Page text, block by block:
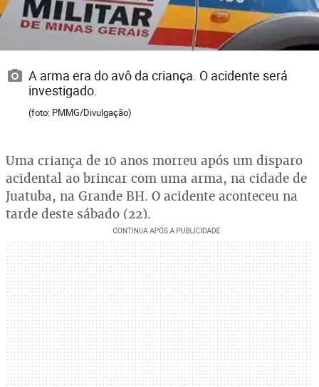
A arma era do avô da criança. O acidente será
investigado.
(foto: PMMG/Divulgação)
Uma criança de 10 anos morreu após um disparo
acidental ao brincar com uma arma, na cidade de
Juatuba, na Grande BH. O acidente aconteceu na
tarde deste sábado (22).